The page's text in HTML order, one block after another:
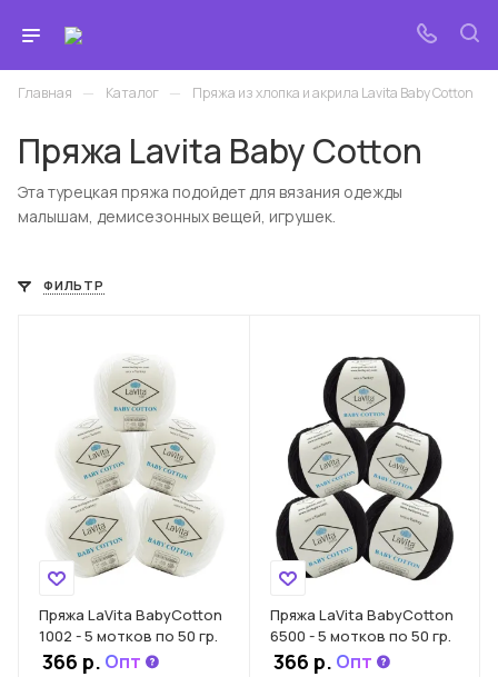
Главная — Каталог — Пряжа из хлопка и акрила Lavita Baby Cotton
Пряжа Lavita Baby Cotton
Эта турецкая пряжа подойдет для вязания одежды
малышам, демисезонных вещей, игрушек.
ФИЛЬТР
Пряжа LaVita BabyCotton
1002 - 5 мотков по 50 гр.
366 р. Опт
Пряжа LaVita BabyCotton
6500 - 5 мотков по 50 гр.
366 р. Опт